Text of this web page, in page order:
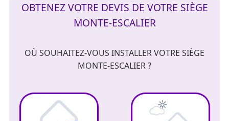
OBTENEZ VOTRE DEVIS DE VOTRE SIÈGE
MONTE-ESCALIER
OÙ SOUHAITEZ-VOUS INSTALLER VOTRE SIÈGE
MONTE-ESCALIER ?